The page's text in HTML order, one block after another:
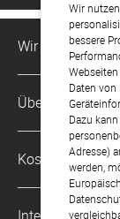
Wir
bessere
Daten von
Dazu
Adresse)
werden,
Wir sind für
0049 221
Mo. - Fr.
Über Uns
Philosophie
Karriere
Impressum
Kostenlose